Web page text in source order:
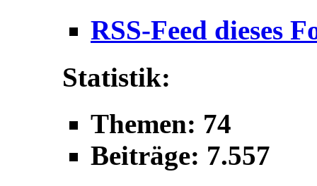
RSS-Feed dieses
Statistik:
Themen: 74
Beiträge: 7.557